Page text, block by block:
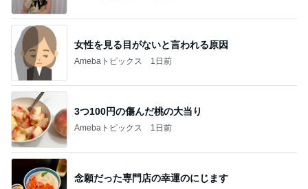
女性を見る目がないと言われる原因
Amebaトピックス 1日前
3つ100円の傷んだ桃の大当り
Amebaトピックス 1日前
念願だった専門店の幸運のにじます